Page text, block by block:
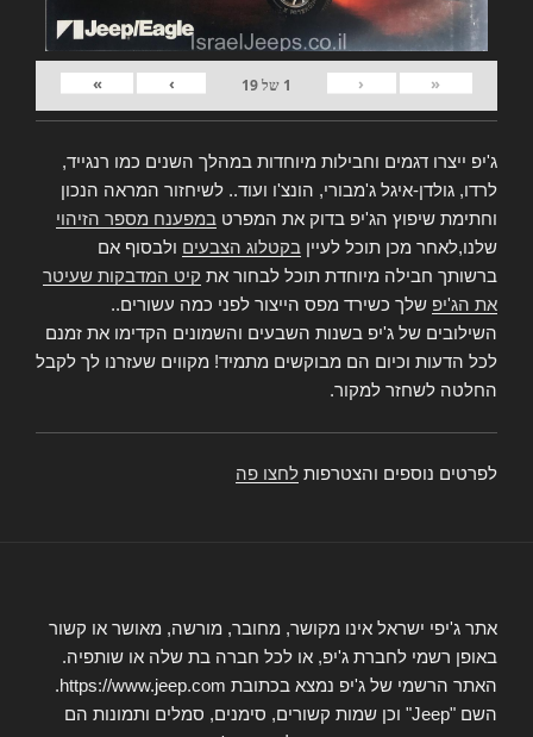
«
‹
1 של19
›
»
ג'יפ ייצרו דגמים וחבילות מיוחדות במהלך השנים כמו רנגייד,
לרדו, גולדן-איגל ג'מבורי, הונצ'ו ועוד.. לשיחזור המראה הנכון
וחתימת שיפוץ הג'יפ בדוק את המפרט במפענח מספר הזיהוי
שלנו,לאחר מכן תוכל לעיין בקטלוג הצבעים ולבסוף אם
ברשותך חבילה מיוחדת תוכל לבחור את קיט המדבקות שעיטר
את הג'יפ שלך כשירד מפס הייצור לפני כמה עשורים..
השילובים של ג'יפ בשנות השבעים והשמונים הקדימו את זמנם
לכל הדעות וכיום הם מבוקשים מתמיד! מקווים שעזרנו לך לקבל
החלטה לשחזר למקור.
לפרטים נוספים והצטרפות לחצו פה
אתר ג'יפי ישראל אינו מקושר, מחובר, מורשה, מאושר או קשור
באופן רשמי לחברת ג'יפ, או לכל חברה בת שלה או שותפיה.
האתר הרשמי של ג'יפ נמצא בכתובת https://www.jeep.com.
השם "Jeep" וכן שמות קשורים, סימנים, סמלים ותמונות הם